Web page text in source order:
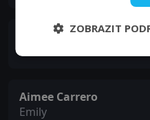
Joshua Shane Brooks
Aimee Carrero
Emily
ZOBRAZIT